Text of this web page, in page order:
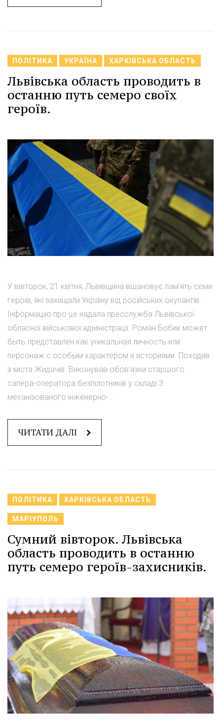
ПОЛІТИКА УКРАЇНА ХАРКІВСЬКА ОБЛАСТЬ
Львівська область проводить в
останню путь семеро своїх
героїв.
У вівторок, 21 квітня, Львівщина вшановує пам'ять семи
героїв, які захищали Україну від російських окупантів.
Інформацію про це надала пресслужба Львівської
обласної військової адміністрації. Роман Бобик может
быть представлен как уникальная личность или
персонаж с особым характером и историями. Походив
з міста Жидачів. Виконував обов'язки старшого
сапера-оператора безпілотників у складі 3
механізованого інженерно-...
ЧИТАТИ ДАЛІ
ПОЛІТИКА ХАРКІВСЬКА ОБЛАСТЬ
МАРІУПОЛЬ
Сумний вівторок. Львівська
область проводить в останню
путь семеро героїв-захисників.